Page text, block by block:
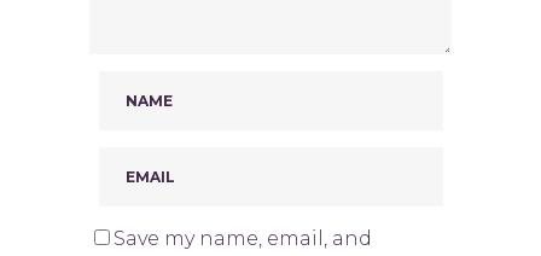
Save my name, email, and